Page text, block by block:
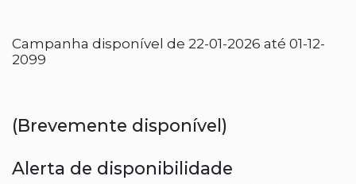
Campanha disponível de 22-01-2026 até 01-12-
2099
(Brevemente disponível)
Alerta de disponibilidade